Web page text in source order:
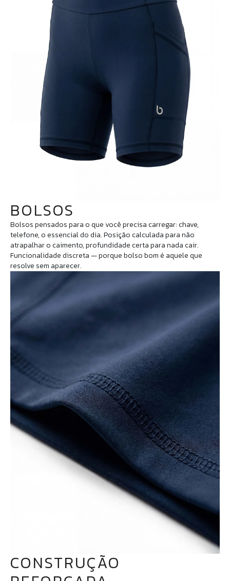
BOLSOS
Bolsos pensados para o que você precisa carregar: chave,
telefone, o essencial do dia. Posição calculada para não
atrapalhar o caimento, profundidade certa para nada cair.
Funcionalidade discreta — porque bolso bom é aquele que
resolve sem aparecer.
CONSTRUÇÃO